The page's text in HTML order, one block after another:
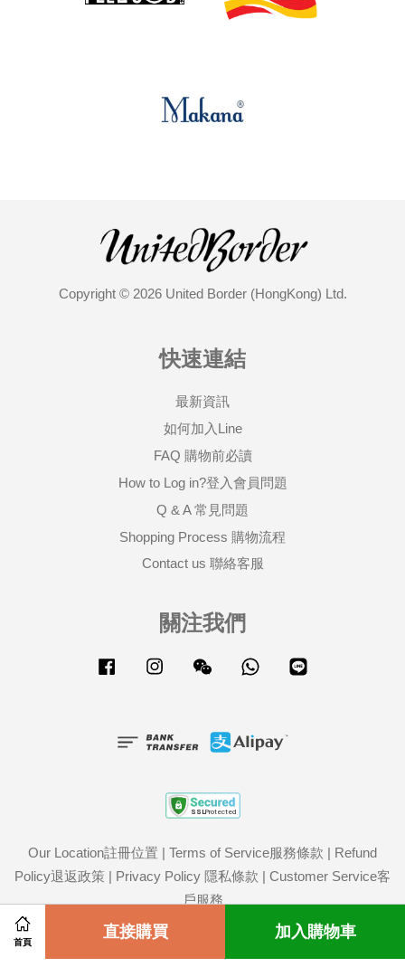
首頁
直接購買 加入購物車
Copyright © 2026 United Border (HongKong) Ltd.
快速連結
最新資訊
如何加入Line
FAQ 購物前必讀
How to Log in?登入會員問題
Q & A 常見問題
Shopping Process 購物流程
Contact us 聯絡客服
關注我們
Facebook Instagram Wechat Whatsapp
Our Location註冊位置 | Terms of Service服務條款 | Refund
Policy退返政策 | Privacy Policy 隱私條款 | Customer Service客
戶服務
Share on Facebook Share on Twitter